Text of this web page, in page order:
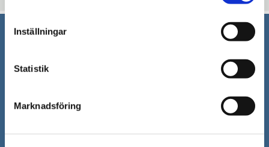
hur vi och våra leverantörer inhämtar och behandlar
Inställningar
Statistik
Marknadsföring
151 89 Södertälje
Tfn: 08–523 010 00
Org.nr. 212000–0159